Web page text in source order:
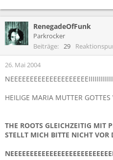
RenegadeOfFunk
Parkrocker
Beiträge
29
26. Mai 2004
HEILIGE MARIA MUTTER
THE ROOTS GLEICHZEITIG MIT
STELLT MICH BITTE NICHT VOR